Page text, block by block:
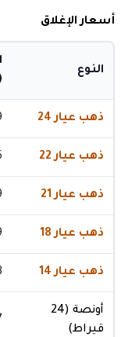
أسعار الإغلاق
النوع
ذهب عيار 24
ذهب عيار 22
ذهب عيار 21
ذهب عيار 18
ذهب عيار 14
أونصة (24
قيراط)